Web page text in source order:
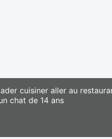
cuisiner aller au
chat de 14 ans